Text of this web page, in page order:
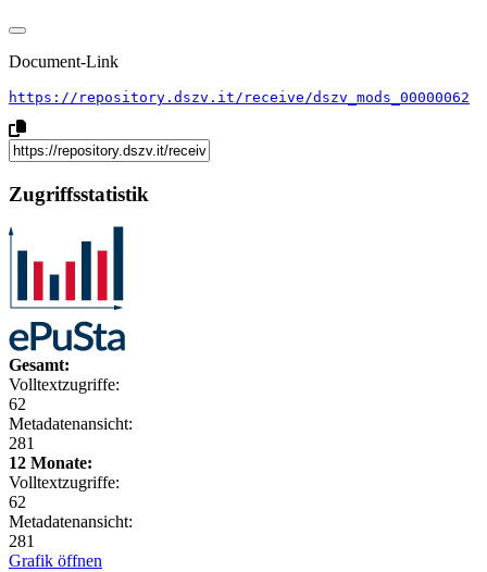
Document-Link
https://repository.dszv.it/receive/dszv_mods_00000062
Zugriffsstatistik
Gesamt:
Volltextzugriffe:
62
Metadatenansicht:
281
12 Monate:
Volltextzugriffe:
62
Metadatenansicht:
281
Grafik öffnen